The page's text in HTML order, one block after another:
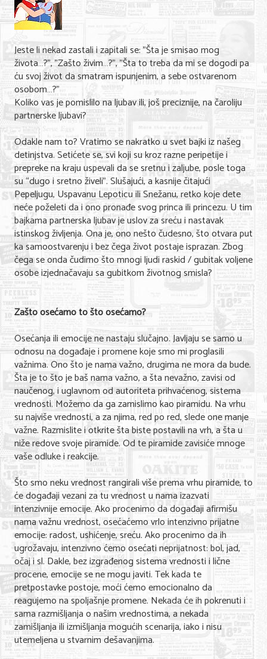
Shopping
Sve za venčanje
Sve za decu
Gastronomija
Kuća i bašta
Zdravlje i medicina
Sport i rekreacija
Hobi i razonoda
ADRESAR
Posao
Usluge
Nega lica i tela
Shopping
Sve za venčanje
Sve za decu
Kuća i bašta
Gastronomija
Sport i rekreacija
Zdravlje i medicina
Hobi i razonoda
UPIS FIRMI
MARKETING
KONTAKT
O NAMA
Jeste li nekad zastali i zapitali se: "Šta je smisao mog
života…?", "Zašto živim…?", "Šta to treba da mi se dogodi pa
ću svoj život da smatram ispunjenim, a sebe ostvarenom
osobom…?"
Koliko vas je pomislilo na ljubav ili, još preciznije, na čaroliju
partnerske ljubavi?
Odakle nam to? Vratimo se nakratko u svet bajki iz našeg
detinjstva. Setićete se, svi koji su kroz razne peripetije i
prepreke na kraju uspevali da se sretnu i zaljube, posle toga
su “dugo i sretno živeli”. Slušajući, a kasnije čitajući
Pepeljugu, Uspavanu Lepoticu ili Snežanu, retko koje dete
neće poželeti da i ono pronađe svog princa ili princezu. U tim
bajkama partnerska ljubav je uslov za sreću i nastavak
istinskog življenja. Ona je, ono nešto čudesno, što otvara put
ka samoostvarenju i bez čega život postaje isprazan. Zbog
čega se onda čudimo što mnogi ljudi raskid / gubitak voljene
osobe izjednačavaju sa gubitkom životnog smisla?
Zašto osećamo to što osećamo?
Osećanja ili emocije ne nastaju slučajno. Javljaju se samo u
odnosu na događaje i promene koje smo mi proglasili
važnima. Ono što je nama važno, drugima ne mora da bude.
Šta je to što je baš nama važno, a šta nevažno, zavisi od
naučenog, i uglavnom od autoriteta prihvaćenog, sistema
vrednosti. Možemo da ga zamislimo kao piramidu. Na vrhu
su najviše vrednosti, a za njima, red po red, slede one manje
važne. Razmislite i otkrite šta biste postavili na vrh, a šta u
niže redove svoje piramide. Od te piramide zavisiće mnoge
vaše odluke i reakcije.
Što smo neku vrednost rangirali više prema vrhu piramide, to
će događaji vezani za tu vrednost u nama izazvati
intenzivnije emocije. Ako procenimo da događaji afirmišu
nama važnu vrednost, osećaćemo vrlo intenzivno prijatne
emocije: radost, ushićenje, sreću. Ako procenimo da ih
ugrožavaju, intenzivno ćemo osećati neprijatnost: bol, jad,
očaj i sl. Dakle, bez izgrađenog sistema vrednosti i lične
procene, emocije se ne mogu javiti. Tek kada te
pretpostavke postoje, moći ćemo emocionalno da
reagujemo na spoljašnje promene. Nekada će ih pokrenuti i
sama razmišljanja o našim vrednostima, a nekada
zamišljanja ili izmišljanja mogućih scenarija, iako i nisu
utemeljena u stvarnim dešavanjima.